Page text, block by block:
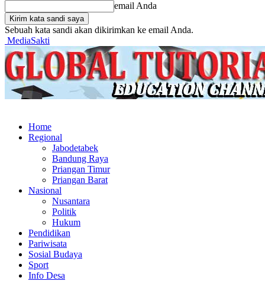
email Anda
Sebuah kata sandi akan dikirimkan ke email Anda.
MediaSakti
Home
Regional
Jabodetabek
Bandung Raya
Priangan Timur
Priangan Barat
Nasional
Nusantara
Politik
Hukum
Pendidikan
Pariwisata
Sosial Budaya
Sport
Info Desa